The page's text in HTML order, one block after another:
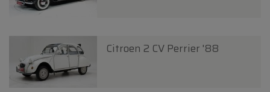
Citroen 2 CV Perrier '88